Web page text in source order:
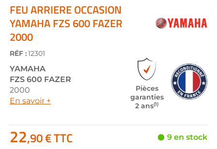
the
beginning
of
the
images
gallery
FEU ARRIERE OCCASION
YAMAHA FZS 600 FAZER
2000
RÉF :12301
YAMAHA
FZS 600 FAZER
2000
En savoir +
Pièces
garanties
2 ans(1)
22,90 € TTC 9 en stock